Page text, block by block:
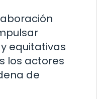
equitativas
los actores
de